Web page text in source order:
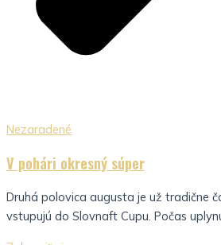
Nezaradené
V pohári okresný súper
Druhá polovica augusta je už tradične
vstupujú do Slovnaft Cupu. Počas